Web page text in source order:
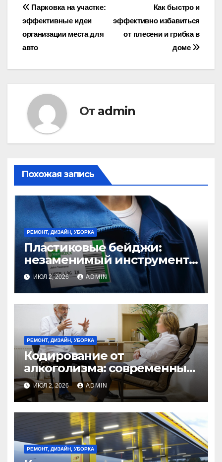
Навигация
по
записям
Как быстро и
эффективно избавиться
от плесени и грибка в
доме
Парковка на участке:
эффективные идеи
организации места для
авто
От admin
Похожая запись
РЕМОНТ, ДИЗАЙН, УБОРКА
Пластиковые бейджи:
незаменимый инструмент
идентификации в
современном бизнесе
ИЮЛ 2, 2026 ADMIN
РЕМОНТ, ДИЗАЙН, УБОРКА
Кодирование от
алкоголизма: современные
методы и эффективность
ИЮЛ 2, 2026 ADMIN
РЕМОНТ, ДИЗАЙН, УБОРКА